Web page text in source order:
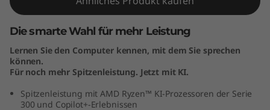
M
D
Die smarte Wahl für mehr Leistung
Lernen Sie den Computer kennen, mit dem Sie sprechen
können.
Für noch mehr Spitzenleistung. Jetzt mit KI.
Spitzenleistung mit AMD Ryzen™ KI-Prozessoren der Serie
300 und Copilot+-Erlebnissen